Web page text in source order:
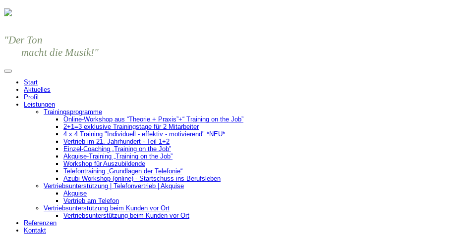
"Der Ton
macht die Musik!"
Start
Aktuelles
Profil
Leistungen
Trainingsprogramme
Online-Workshop aus “Theorie + Praxis”+“ Training on the Job”
2+1=3 exklusive Trainingstage für 2 Mitarbeiter
4 x 4 Training "Individuell - effektiv - motivierend" *NEU*
Vertrieb im 21. Jahrhundert - Teil 1+2
Einzel-Coaching „Training on the Job”
Akquise-Training „Training on the Job”
Workshop für Auszubildende
Telefontraining „Grundlagen der Telefonie“
Azubi Workshop (online) - Startschuss ins Berufsleben
Vertriebsunterstützung | Telefonvertrieb | Akquise
Akquise
Vertrieb am Telefon
Vertriebsunterstützung beim Kunden vor Ort
Vertriebsunterstützung beim Kunden vor Ort
Referenzen
Kontakt